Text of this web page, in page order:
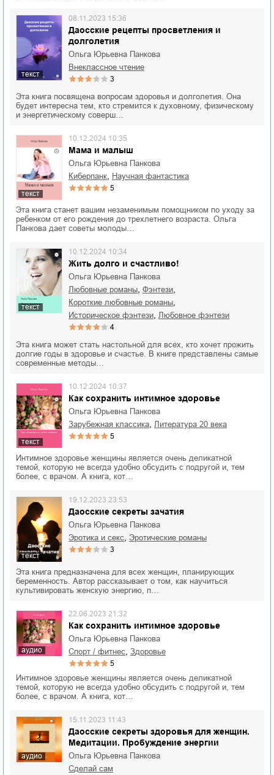
текст
Даосские рецепты просветления и
долголетия
08.11.2023 15:36
Ольга Юрьевна Панкова
внеклассное чтение
3
Эта книга посвящена вопросам здоровья и долголетия. Она
будет интересна тем, кто стремится к духовному, физическому
и энергетическому соверш…
текст
Мама и малыш
10.12.2024 10:35
Ольга Юрьевна Панкова
киберпанк
научная фантастика
5
Эта книга станет вашим незаменимым помощником по уходу за
ребенком от его рождения до трехлетнего возраста. Ольга
Панкова дает советы молоды…
текст
Жить долго и счастливо!
10.12.2024 10:34
Ольга Юрьевна Панкова
любовные романы
фэнтези
короткие любовные романы
историческое фэнтези любовное фэнтези
4
Эта книга может стать настольной для всех, кто хочет прожить
долгие годы в здоровье и счастье. В книге представлены самые
современные методы…
текст
Как сохранить интимное здоровье
10.12.2024 10:37
Ольга Юрьевна Панкова
зарубежная классика
литература 20 века
5
Интимное здоровье женщины является очень деликатной
темой, которую не всегда удобно обсудить с подругой и, тем
более, с врачом. А книга, кот…
текст
Даосские секреты зачатия
19.12.2023 23:53
Ольга Юрьевна Панкова
эротика и секс
эротические романы
3
Эта книга предназначена для всех женщин, планирующих
беременность. Автор рассказывает о том, как научиться
культивировать женскую энергию, п…
аудио
Как сохранить интимное здоровье
22.06.2023 21:32
Ольга Юрьевна Панкова
спорт / фитнес
здоровье
5
Интимное здоровье женщины является очень деликатной
темой, которую не всегда удобно обсудить с подругой и, тем
более, с врачом. А книга, кот…
аудио
Даосские секреты здоровья для женщин.
Медитации. Пробуждение энергии
15.11.2023 11:43
Ольга Юрьевна Панкова
сделай сам